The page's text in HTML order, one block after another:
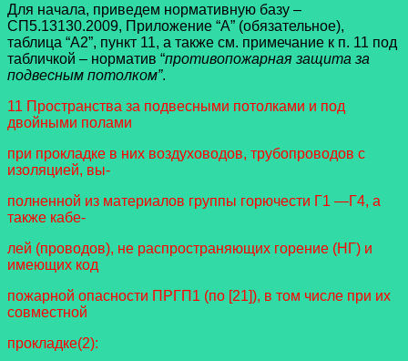
Для начала, приведем нормативную базу –
СП5.13130.2009, Приложение “А” (обязательное),
таблица “А2”, пункт 11, а также см. примечание к п. 11 под
табличкой – норматив “противопожарная защита за
подвесным потолком”.
11 Пространства за подвесными потолками и под
двойными полами
при прокладке в них воздуховодов, трубопроводов с
изоляцией, вы-
полненной из материалов группы горючести Г1 —Г4, а
также кабе-
лей (проводов), не распространяющих горение (НГ) и
имеющих код
пожарной опасности ПРГП1 (по [21]), в том числе при их
совместной
прокладке(2):